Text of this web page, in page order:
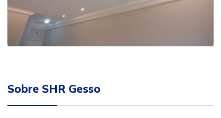
Sobre SHR Gesso